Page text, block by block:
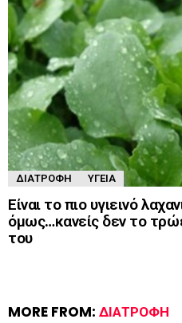
ΔΙΑΤΡΟΦΉ ΥΓΕΊΑ
Είναι το πιο υγιεινό
όμως…κανείς δεν το
του
MORE FROM: ΔΙΑΤΡΟΦΉ